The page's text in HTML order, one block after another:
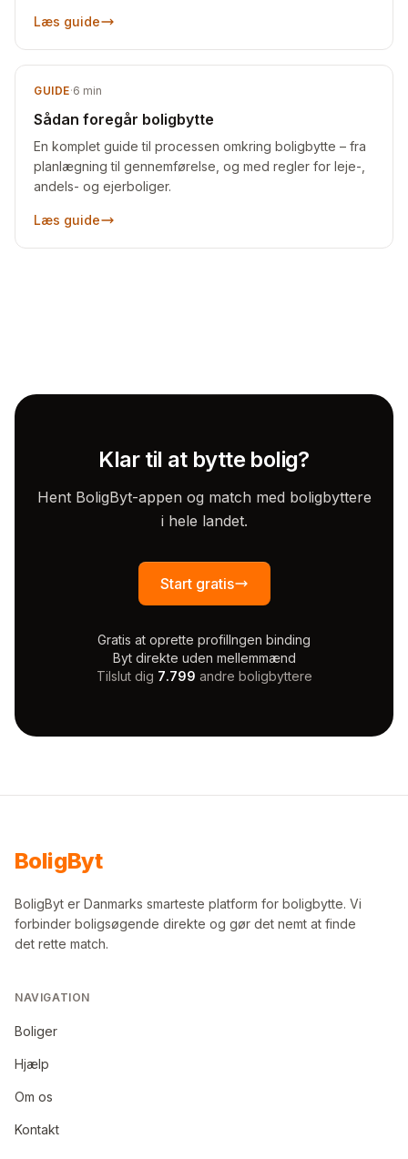
Læs guide
GUIDE·6 min
Sådan foregår boligbytte
En komplet guide til processen omkring boligbytte – fra
planlægning til gennemførelse, og med regler for leje-,
andels- og ejerboliger.
Læs guide
Klar til at bytte bolig?
Hent BoligByt-appen og match med boligbyttere
i hele landet.
Start gratis
Gratis at oprette profilIngen binding
Byt direkte uden mellemmænd
Tilslut dig 7.799 andre boligbyttere
BoligByt
BoligByt er Danmarks smarteste platform for boligbytte. Vi
forbinder boligsøgende direkte og gør det nemt at finde
det rette match.
NAVIGATION
Boliger
Hjælp
Om os
Kontakt